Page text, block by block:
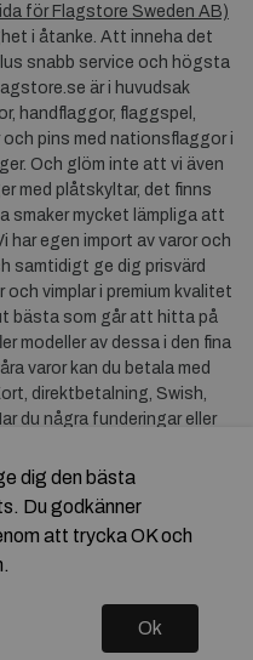
för Flagstore Sweden AB)
i åtanke. Att inneha det
snabb service och högsta
är i huvudsak
handflaggor, flaggspel,
pins med nationsflaggor i
Och glöm inte att vi även
med plåtskyltar, det finns
smaker mycket lämpliga att
har egen import av varor och
samtidigt ge dig prisvärd
vimplar i premium kvalitet
bästa som går att hitta på
modeller av dessa i den fina
varor kan du betala med
direktbetalning, Swish,
du några funderingar eller
kan duklicka här
dig den bästa
Du godkänner
att trycka OK och
Ok